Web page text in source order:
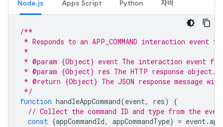
Node.js Apps Script Python 자바
/**
* Responds to an APP_COMMAND interaction event
*
* @param {Object} event The interaction event
* @param {Object} res The HTTP response object.
* @return {Object} The JSON response message
*/
function handleAppCommand(event, res)
{
// Collect the command ID and type from the
const {appCommandId, appCommandType} = event.